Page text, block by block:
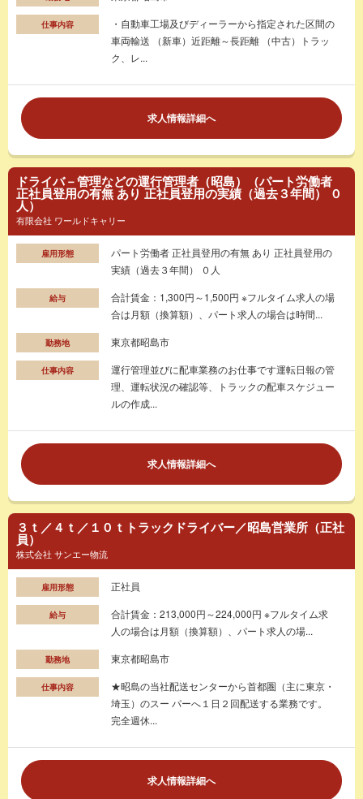
仕事内容
・自動車工場及びディーラーから指定された区間の
車両輸送 （新車）近距離～長距離 （中古）トラッ
ク、レ...
求人情報詳細へ
ドライバ－管理などの運行管理者（昭島）（パート労働者
正社員登用の有無 あり 正社員登用の実績（過去３年間） ０
人）
有限会社 ワールドキャリー
雇用形態
パート労働者 正社員登用の有無 あり 正社員登用の
実績（過去３年間） ０人
給与
合計賃金：1,300円～1,500円 ※フルタイム求人の場
合は月額（換算額）、パート求人の場合は時間...
勤務地 東京都昭島市
仕事内容
運行管理並びに配車業務のお仕事です運転日報の管
理、運転状況の確認等、トラックの配車スケジュー
ルの作成...
求人情報詳細へ
３ｔ／４ｔ／１０ｔトラックドライバー／昭島営業所（正社
員）
株式会社 サンエー物流
雇用形態 正社員
給与
合計賃金：213,000円～224,000円 ※フルタイム求
人の場合は月額（換算額）、パート求人の場...
勤務地 東京都昭島市
仕事内容
★昭島の当社配送センターから首都圏（主に東京・
埼玉）のスー パーへ１日２回配送する業務です。
完全週休...
求人情報詳細へ